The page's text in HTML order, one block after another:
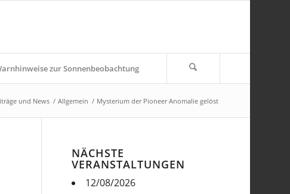
zur Sonnenbeobachtung
und News / Allgemein / Mysterium der Pioneer Anomalie gelöst
NÄCHSTE
VERANSTALTUNGEN
12/08/2026